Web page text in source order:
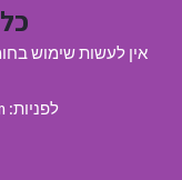
אין לעשות שימוש
לפניות: Avihai.ZoomAt@gmail.com